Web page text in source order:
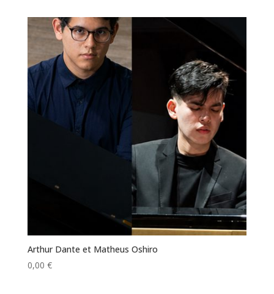
20,00 €
à
25,00 €
Arthur Dante et Matheus Oshiro
0,00 €